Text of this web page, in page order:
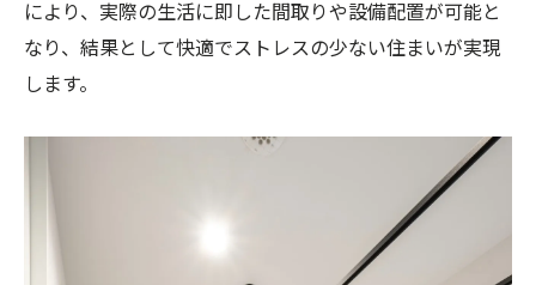
快適な暮らしへ導く一級建築士の提案集
一級建築士が伝える快適な住まいの条件
暮らしやすさを高める設計のポイントまと
一級建築士が実施した改善事例のご紹介
家事負担軽減に役立つ工夫とアイデア集
により、実際の生活に即した間取りや設備配置が可能と
なり、結果として快適でストレスの少ない住まいが実現
します。